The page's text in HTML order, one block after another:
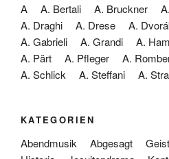
A A. Bertali A. Bruckner
A. Draghi
A. Drese A.
A. Gabrieli
A. Grandi A.
A. Pärt
A. Pfleger A.
A. Schlick
A. Steffani A.
KATEGORIEN
Abendmusik Abgesagt